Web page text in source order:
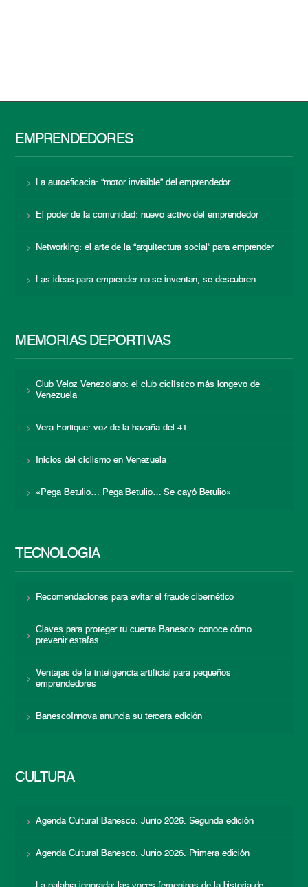
EMPRENDEDORES
La autoeficacia: “motor invisible” del emprendedor
El poder de la comunidad: nuevo activo del emprendedor
Networking: el arte de la “arquitectura social” para emprender
Las ideas para emprender no se inventan, se descubren
MEMORIAS DEPORTIVAS
Club Veloz Venezolano: el club ciclístico más longevo de
Venezuela
Vera Fortique: voz de la hazaña del 41
Inicios del ciclismo en Venezuela
«Pega Betulio… Pega Betulio… Se cayó Betulio»
TECNOLOGÍA
Recomendaciones para evitar el fraude cibernético
Claves para proteger tu cuenta Banesco: conoce cómo
prevenir estafas
Ventajas de la inteligencia artificial para pequeños
emprendedores
BanescoInnova anuncia su tercera edición
CULTURA
Agenda Cultural Banesco. Junio 2026. Segunda edición
Agenda Cultural Banesco. Junio 2026. Primera edición